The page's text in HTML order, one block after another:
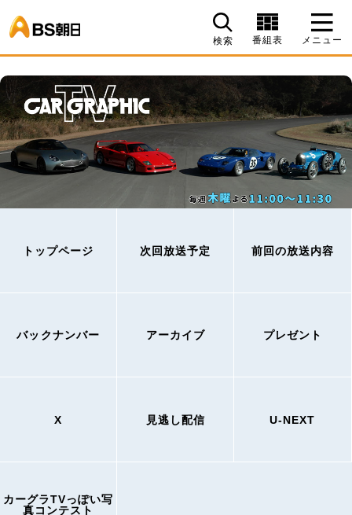
検索 番組表 メニュー
トップページ 次回放送予定 前回の放送内容
バックナンバー アーカイブ プレゼント
X 見逃し配信 U-NEXT
カーグラTVっぽい写
真コンテスト